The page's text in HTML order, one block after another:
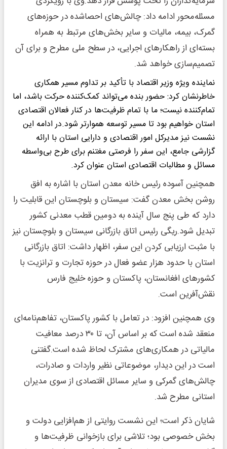
مسئله‌محور ادامه داد: چالش‌های احصاشده در حوزه‌های
گمرک، بیمه، مالیات و سایر بخش‌های مرتبط به همراه
بسته‌ای از راهکارهای اجرایی، در سطح ملی مطرح و برای آن
تصمیم‌سازی خواهد شد.
نماینده ویژه وزیر اقتصاد با تأکید بر تداوم مسیر همکاری
خاطرنشان کرد: حضور بنده می‌تواند کمک‌کننده حرکت باشد، اما
تمام‌کننده نیست؛ ما با تمام ظرفیت‌ها در کنار فعالان اقتصادی
استان خواهیم بود تا مسیر توسعه هموارتر شود.در ادامه این
نشست نیز مدیرکل امور اقتصادی و دارایی استان با ارائه
گزارشی جامع، این سفر را فرصتی مغتنم برای طرح بی‌واسطه
مسائل و مطالبات اقتصادی استان عنوان کرد.
همچنین آسوده رئیس خانه معدن استان با اشاره به افق
روشن بخش معدن گفت: سیستان و بلوچستان این قابلیت را
دارد که طی پنج سال آینده به دومین قطب معدنی کشور
تبدیل شود.ریگی رئیس اتاق بازرگانی سیستان و بلوچستان نیز
با مثبت ارزیابی کردن این سفر، اظهار داشت: اتاق بازرگانی
استان با حدود هزار عضو فعال در حوزه تجارت و ترانزیت با
کشورهای افغانستان، پاکستان و حوزه خلیج فارس
نقش‌آفرین است.
وی همچنین افزود: در تعامل با کشور پاکستان، تفاهم‌نامه‌ای
منعقد شده است که بر اساس آن، تا ۳۰ درصد معافیت
مالیاتی در همکاری‌های مشترک لحاظ شده است.گفتنی
است در این دیدار، موضوعاتی نظیر واردات و صادرات،
چالش‌های گمرکی و سایر مسائل اقتصادی از سوی مدیران
استانی مطرح شد.
شایان ذکر است؛ این نشست روایتی از هم‌افزایی دولت و
بخش خصوصی بود؛ تلاشی برای بازخوانی ظرفیت‌ها و